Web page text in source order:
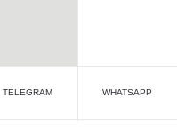
TELEGRAM WHATSAPP